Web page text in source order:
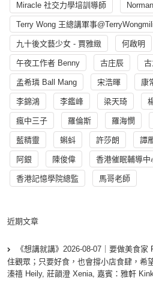
Miracle 社交力學培訓導師 Norman
Terry Wong 王總講軍事
九十後文藝少女 - 賈雅緻 何啟明
午夜工作者 Benny 古庄辰 古
孟希璘 Ball Mang 宋浩暉 康
李錦鴻 李鑑峰 梁天琦
瘋中三子 羅倫斯 羅海憫
藍精靈 蝌蚪 許莎朗 譚
阿銀 陳俊偉 香港催眠輔導
香港記憶學院總監 馬哥老師
近期文章
《想講就講》2026-08-07｜要做美食
住觀眾；只要好食，也會撐小店食肆，希
溱禧 Heily, 莊韻澄 Xenia, 嘉賓：雅軒